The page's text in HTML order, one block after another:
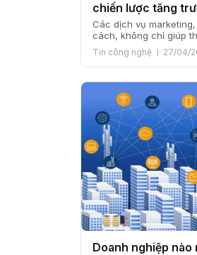
chiến lược tăng
Các dịch vụ
cách, không chỉ giúp
nhận diện mà còn góp
dòng khách hàng ổn
thu một cách bền
marketing chỉ thực sự
Tin công nghệ 27/04/
Doanh nghiệp nào